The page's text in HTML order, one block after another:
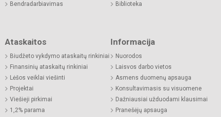
Bendradarbiavimas
Biblioteka
Ataskaitos
Biudžeto vykdymo ataskaitų rinkiniai
Finansinių ataskaitų rinkiniai
Lėšos veiklai viešinti
Projektai
Viešieji pirkimai
1,2% parama
Informacija
Nuorodos
Laisvos darbo vietos
Asmens duomenų apsauga
Konsultavimasis su visuomene
Dažniausiai užduodami klausimai
Pranešėjų apsauga